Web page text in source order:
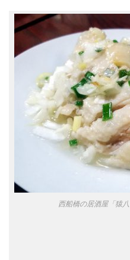
西船橋の居酒屋「猿